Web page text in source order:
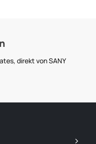
direkt von SANY